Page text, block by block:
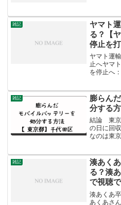
できるか
笑いの言
雑記
ヤマト
る？【
停止を
ヤマト運
止へヤマ
を停止へ
紋を広げ
つかの要
雑記
膨らん
分する
結論 東京
の日に回
なのは東
ないゴミ
われまし
雑記
湊あく
る？湊
で視聴
湊あくあ
あくあさ